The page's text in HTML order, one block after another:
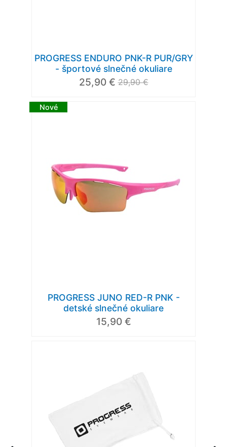
PROGRESS ENDURO PNK-R PUR/GRY
- športové slnečné okuliare
25,90 € 29,90 €
Nové
PROGRESS JUNO RED-R PNK -
detské slnečné okuliare
15,90 €